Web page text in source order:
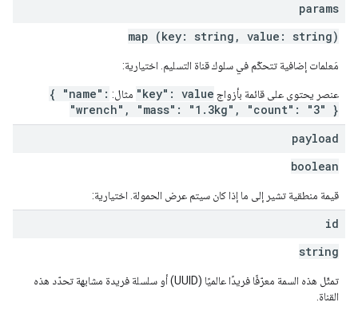
params
map (key: string, value: string)
مَعلمات إضافية تتحكّم في سلوك قناة التسليم. اختيارية:
عنصر يحتوي على قائمة بأزواج "key": value مثال: { "name":
"wrench", "mass": "1.3kg", "count": "3" }
payload
boolean
قيمة منطقية تشير إلى ما إذا كان سيتم عرض الحمولة. اختيارية:
id
string
تمثّل هذه السمة معرّفًا فريدًا عالميًا (UUID) أو سلسلة فريدة مشابهة تحدّد هذه
القناة.